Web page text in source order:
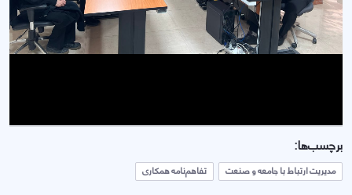
برچسب‌ها:
مدیریت ارتباط با جامعه و صنعت تفاهم‌نامه همکاری